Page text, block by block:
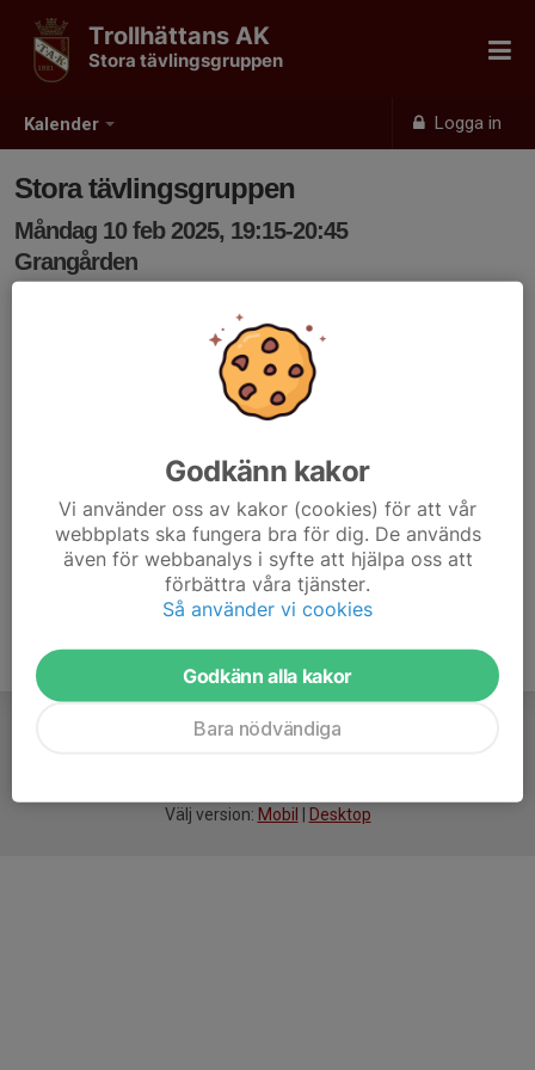
Kalender Logga in
Trollhättans AK
Stora tävlingsgruppen
Stora tävlingsgruppen
Måndag 10 feb 2025, 19:15-20:45
Grangården
Välj version: Mobil Desktop
Godkänn kakor
Vi använder oss av kakor (cookies) för att vår
webbplats ska fungera bra för dig. De används
även för webbanalys i syfte att hjälpa oss att
förbättra våra tjänster.
Så använder vi cookies
Godkänn alla kakor
Bara nödvändiga